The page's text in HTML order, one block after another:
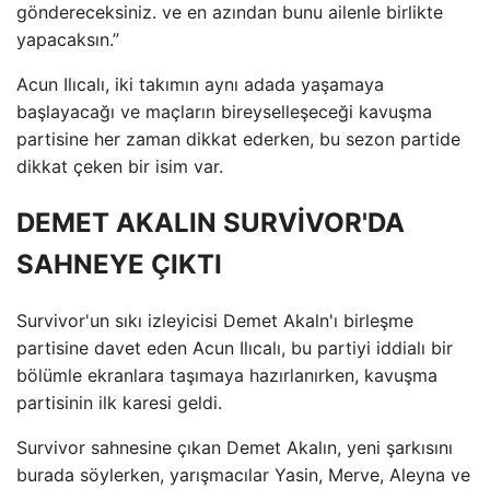
göndereceksiniz. ve en azından bunu ailenle birlikte
yapacaksın.”
Acun Ilıcalı, iki takımın aynı adada yaşamaya
başlayacağı ve maçların bireyselleşeceği kavuşma
partisine her zaman dikkat ederken, bu sezon partide
dikkat çeken bir isim var.
DEMET AKALIN SURVİVOR'DA
SAHNEYE ÇIKTI
Survivor'un sıkı izleyicisi Demet Akaln'ı birleşme
partisine davet eden Acun Ilıcalı, bu partiyi iddialı bir
bölümle ekranlara taşımaya hazırlanırken, kavuşma
partisinin ilk karesi geldi.
Survivor sahnesine çıkan Demet Akalın, yeni şarkısını
burada söylerken, yarışmacılar Yasin, Merve, Aleyna ve